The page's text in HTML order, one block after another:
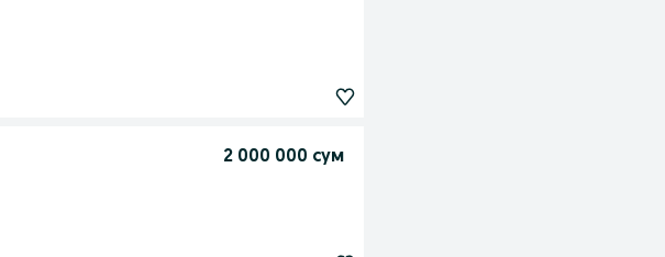
2 000 000 сум